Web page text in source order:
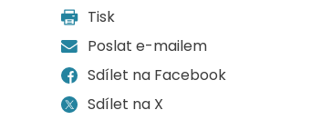
Tisk
Poslat e-mailem
Sdílet na Facebook
Sdílet na X